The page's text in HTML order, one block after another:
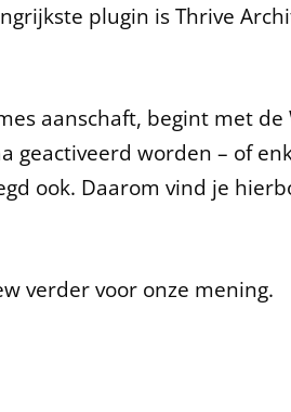
plugin is Thrive
aanschaft, begint met de
geactiveerd worden – of
ook. Daarom vind je
verder voor onze mening.